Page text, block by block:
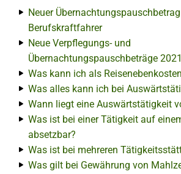
Neuer
Berufskraftfahrer
Neue Verpflegungs- und
Übernachtungspauschbeträge 2021
Was kann ich als
Was alles kann ich bei
Wann liegt eine Auswärtstätigkeit
Was ist bei einer Tätigkeit auf
absetzbar?
Was ist bei mehreren
Was gilt bei Gewährung von